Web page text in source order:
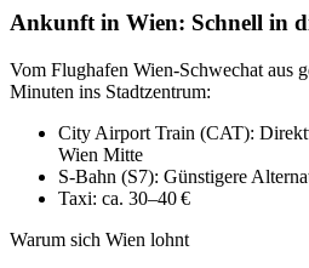
Ankunft in Wien: Schnell in
Vom Flughafen Wien-Schwechat aus
Minuten ins Stadtzentrum:
City Airport Train (CAT):
Wien Mitte
S-Bahn (S7): Günstigere
Taxi: ca. 30–40 €
Warum sich Wien lohnt